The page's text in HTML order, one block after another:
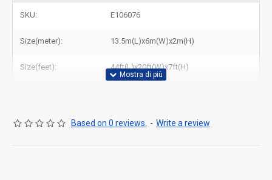
SKU: E106076
Size(meter): 13.5m(L)x6m(W)x2m(H)
Size(feet): 44ft(L)x20ft(W)x7ft(H)
Based on 0 reviews. - Write a review